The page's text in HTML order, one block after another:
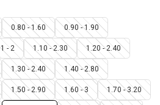
0.80 - 1.60 0.90 - 1.90
1 - 2 1.10 - 2.30 1.20 - 2.40
1.30 - 2.40 1.40 - 2.80
1.50 - 2.90 1.60 - 3 1.70 - 3.20